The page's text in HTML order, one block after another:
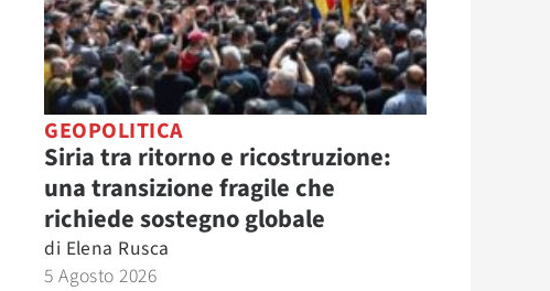
GEOPOLITICA
Siria tra ritorno e ricostruzione:
una transizione fragile che
richiede sostegno globale
di Elena Rusca
5 Agosto 2026